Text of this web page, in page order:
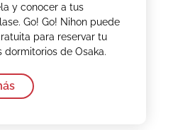
y conocer a tus
Go! Go! Nihon puede
para reservar tu
dormitorios de Osaka.